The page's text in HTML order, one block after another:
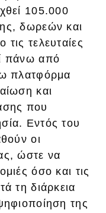
105.000
δωρεών και
τελευταίες
πάνω από
πλατφόρμα
και
που
Εντός του
οι
ώστε να
όσο και τις
τη διάρκεια
της